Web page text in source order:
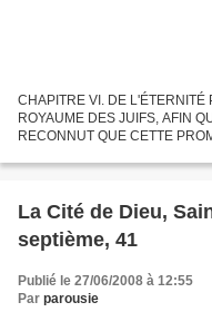
CHAPITRE VI. DE L'ÉTERNITÉ
ROYAUME DES JUIFS, AFIN
RECONNUT QUE CETTE
FIGURE. Bien que ces choses
La Cité de Dieu,
septième, 41
Publié le 27/06/2008 à 12:55
Par parousie